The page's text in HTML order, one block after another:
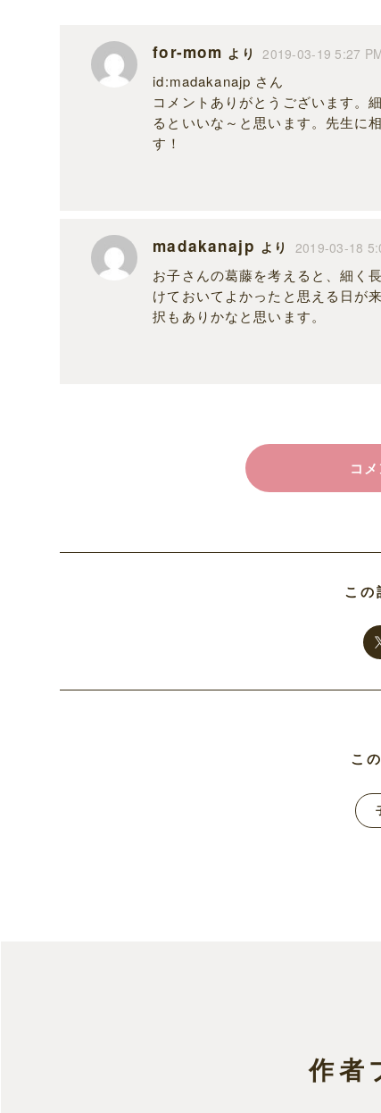
for-mom より 2019-03-19 5:27
id:madakanajp さん
コメントありがとうございます。
るといいな～と思います。先生に
す！
madakanajp より 2019-03-18
お子さんの葛藤を考えると、細く
けておいてよかったと思える日が
択もありかなと思います。
コ
こ
こ
作者